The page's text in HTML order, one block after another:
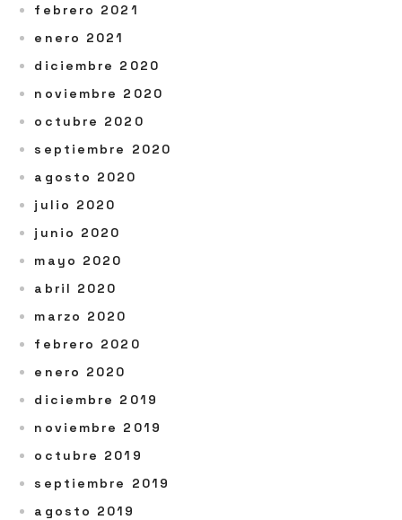
febrero 2021
enero 2021
diciembre 2020
noviembre 2020
octubre 2020
septiembre 2020
agosto 2020
julio 2020
junio 2020
mayo 2020
abril 2020
marzo 2020
febrero 2020
enero 2020
diciembre 2019
noviembre 2019
octubre 2019
septiembre 2019
agosto 2019